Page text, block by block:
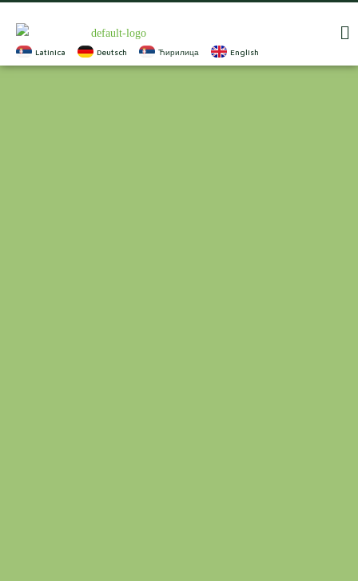
Latinica Deutsch Ћирилица English